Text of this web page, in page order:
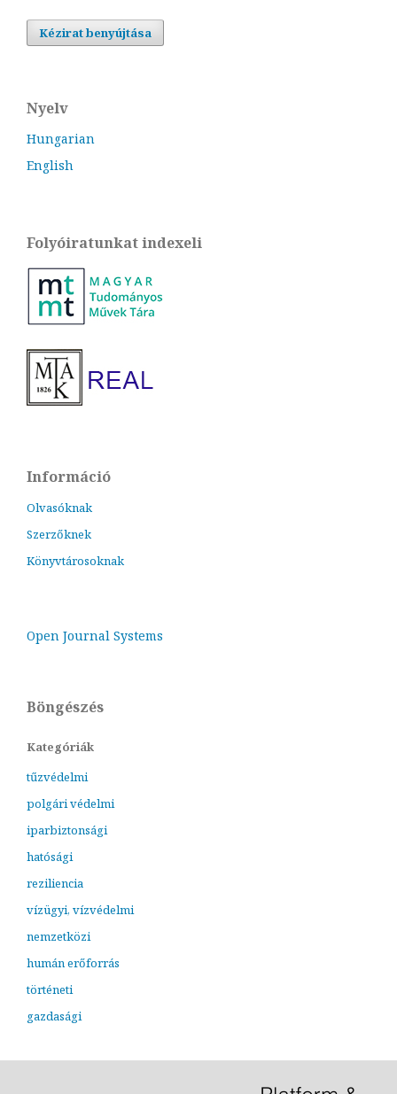
Kézirat benyújtása
Nyelv
Hungarian
English
Folyóiratunkat indexeli
Információ
Olvasóknak
Szerzőknek
Könyvtárosoknak
Open Journal Systems
Böngészés
Kategóriák
tűzvédelmi
polgári védelmi
iparbiztonsági
hatósági
reziliencia
vízügyi, vízvédelmi
nemzetközi
humán erőforrás
történeti
gazdasági